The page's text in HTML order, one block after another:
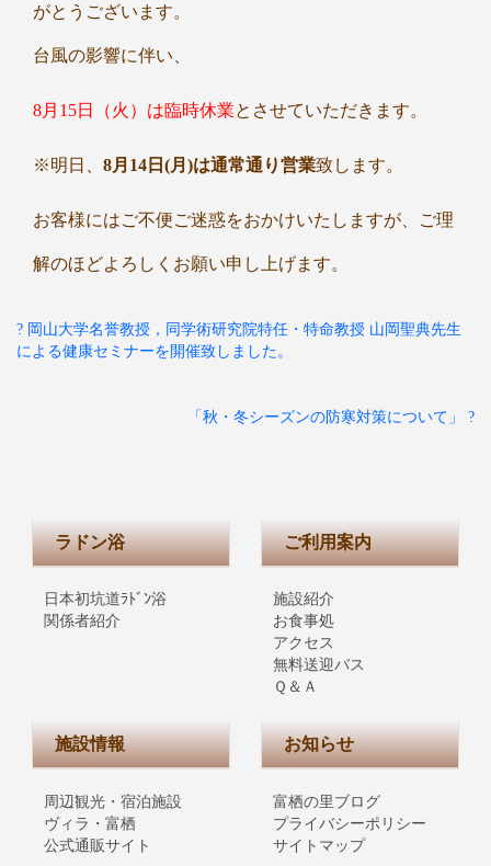
がとうございます。
台風の影響に伴い、
8月15日（火）は臨時休業とさせていただきます。
※明日、 8月14日(月)は通常通り営業致します。
お客様にはご不便ご迷惑をおかけいたしますが、ご理
解のほどよろしくお願い申し上げます。
? 岡山大学名誉教授，同学術研究院特任・特命教授 山岡聖典先生
による健康セミナーを開催致しました。
「秋・冬シーズンの防寒対策について」 ?
ラドン浴
日本初坑道ﾗﾄﾞﾝ浴
関係者紹介
ご利用案内
施設紹介
お食事処
アクセス
無料送迎バス
Ｑ＆Ａ
施設情報
周辺観光・宿泊施設
ヴィラ・富栖
公式通販サイト
お知らせ
富栖の里ブログ
プライバシーポリシー
サイトマップ